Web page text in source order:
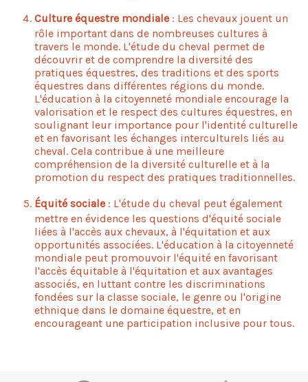
Culture équestre mondiale : Les chevaux jouent un
rôle important dans de nombreuses cultures à
travers le monde. L'étude du cheval permet de
découvrir et de comprendre la diversité des
pratiques équestres, des traditions et des sports
équestres dans différentes régions du monde.
L'éducation à la citoyenneté mondiale encourage la
valorisation et le respect des cultures équestres, en
soulignant leur importance pour l'identité culturelle
et en favorisant les échanges interculturels liés au
cheval. Cela contribue à une meilleure
compréhension de la diversité culturelle et à la
promotion du respect des pratiques traditionnelles.
Équité sociale : L'étude du cheval peut également
mettre en évidence les questions d'équité sociale
liées à l'accès aux chevaux, à l'équitation et aux
opportunités associées. L'éducation à la citoyenneté
mondiale peut promouvoir l'équité en favorisant
l'accès équitable à l'équitation et aux avantages
associés, en luttant contre les discriminations
fondées sur la classe sociale, le genre ou l'origine
ethnique dans le domaine équestre, et en
encourageant une participation inclusive pour tous.